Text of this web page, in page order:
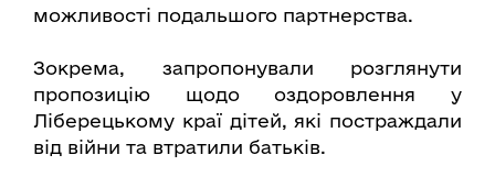
можливості подальшого партнерства.
Зокрема, запропонували розглянути
пропозицію щодо оздоровлення у
Ліберецькому краї дітей, які постраждали
від війни та втратили батьків.